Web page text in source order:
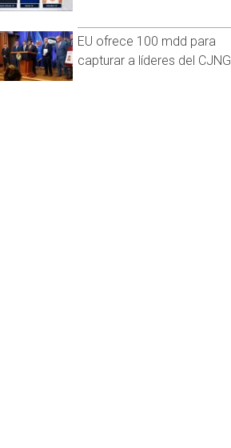
EU ofrece 100 mdd para
capturar a líderes del CJNG